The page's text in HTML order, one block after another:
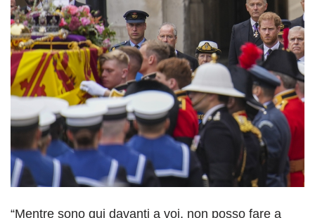
“Mentre sono qui davanti a voi, non posso fare a